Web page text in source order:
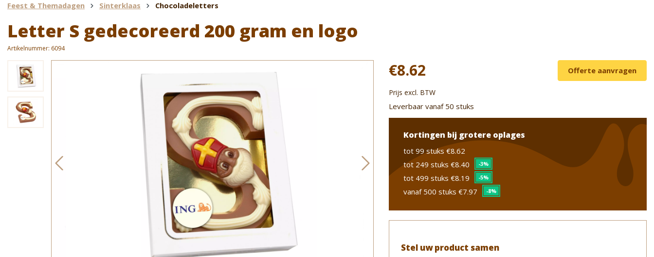
Feest & Themadagen Sinterklaas Chocoladeletters
Letter S gedecoreerd 200 gram en logo
Artikelnummer: 6094
€8.62 Offerte aanvragen
Prijs excl. BTW
Leverbaar vanaf 50 stuks
Kortingen bij grotere oplages
tot 99 stuks €8.62
tot 249 stuks €8.40 -3%
tot 499 stuks €8.19 -5%
vanaf 500 stuks €7.97 -8%
Stel uw product samen